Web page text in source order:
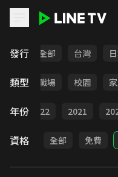
發行 全部 台灣
類型
全部 職場 校園
年份 2022 2021
資格 全部 免費